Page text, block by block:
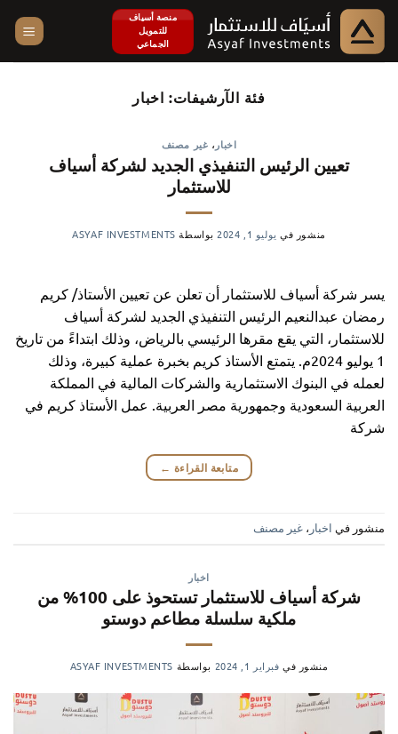
تخطي
للمحتوى
منصة أسياف
للتمويل
الجماعي
فئة الآرشيفات: اخبار
اخبار ، غير مصنف
تعيين الرئيس التنفيذي الجديد لشركة أسياف
للاستثمار
منشور في يوليو 1, 2024 بواسطة ASYAF INVESTMENTS
يسر شركة أسياف للاستثمار أن تعلن عن تعيين الأستاذ/ كريم
رمضان عبدالنعيم الرئيس التنفيذي الجديد لشركة أسياف
للاستثمار، التي يقع مقرها الرئيسي بالرياض، وذلك ابتداءً من تاريخ
1 يوليو 2024م. يتمتع الأستاذ كريم بخبرة عملية كبيرة، وذلك
لعمله في البنوك الاستثمارية والشركات المالية في المملكة
العربية السعودية وجمهورية مصر العربية. عمل الأستاذ كريم في
شركة
متابعة القراءة ←
منشور في اخبار ، غير مصنف
اخبار
شركة أسياف للاستثمار تستحوذ على 100% من
ملكية سلسلة مطاعم دوستو
منشور في فبراير 1, 2024 بواسطة ASYAF INVESTMENTS